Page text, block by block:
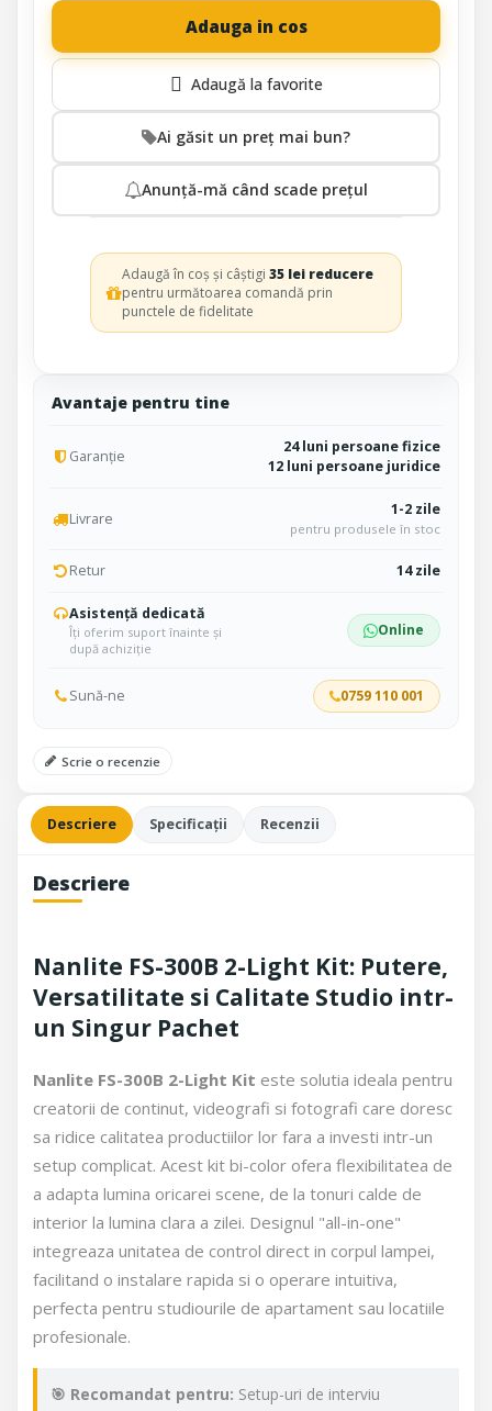
Avantaje pentru tine
Garanție
24 luni persoane fizice
12 luni persoane juridice
Livrare 1-2 zile
pentru produsele în stoc
Retur 14 zile
Asistență dedicată
Îți oferim suport înainte și
după achiziție
Online
Sună-ne 0759 110 001
Scrie o recenzie
Adauga in cos
Ai găsit un preț mai bun?
Anunță-mă când scade prețul
Adaugă în coș și câștigi35 lei reducere
pentru următoarea comandă prin
punctele de fidelitate
Descriere Specificații Recenzii
Descriere
Nanlite FS-300B 2-Light Kit: Putere,
Versatilitate si Calitate Studio intr-
un Singur Pachet
Nanlite FS-300B 2-Light Kit este solutia ideala pentru
creatorii de continut, videografi si fotografi care doresc
sa ridice calitatea productiilor lor fara a investi intr-un
setup complicat. Acest kit bi-color ofera flexibilitatea de
a adapta lumina oricarei scene, de la tonuri calde de
interior la lumina clara a zilei. Designul "all-in-one"
integreaza unitatea de control direct in corpul lampei,
facilitand o instalare rapida si o operare intuitiva,
perfecta pentru studiourile de apartament sau locatiile
profesionale.
🎯 Recomandat pentru: Setup-uri de interviu